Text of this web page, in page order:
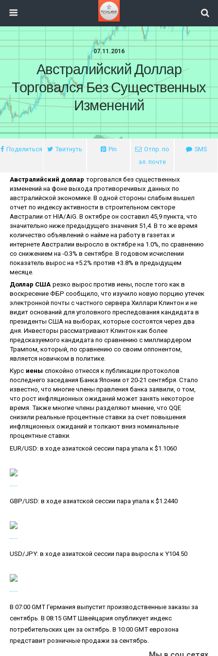
07.11.2016
Австралийский Доллар
Торговался Без Существенных
Изменений
Поделиться Твитнуть Pin
Отпр. по
эл. почте
SMS
Австралийский доллар торговался без существенных
изменений на фоне выхода противоречивых данных по
австралийской экономике. В одной стороны слабым вышел
отчет по индексу активности в строительном секторе
Австралии от HIA/AiG. В октябре он составил 45,9 пункта, что
значительно ниже предыдущего значения 51,4. В то же время
количество объявлений о найме на работу в газетах и
интернете Австралии выросло в октябре на 1.0%, по сравнению
со снижением на -0.3% в сентябре. В годовом исчислении
показатель вырос на +5.2% против +3.8% в предыдущем
месяце.
Доллар США резко вырос против иены, после того как в
воскресение ФБР сообщило, что изучило новую порцию утечек
электронной почты с частного сервера Хиллари Клинтон и не
видит оснований для уголовного преследования кандидата в
президенты США на выборах, которые состоятся через два
дня. Инвесторы рассматривают Клинтон как более
предсказуемого кандидата по сравнению с миллиардером
Трампом, который, по сравнению со своим оппонентом,
является новичком в политике.
Курс иены спокойно отнесся к публикации протоколов
последнего заседания Банка Японии от 20-21 сентября. Стало
известно, что многие члены правления банка заявили, о том,
что рост инфляционных ожиданий может занять некоторое
время. Также многие члены разделяют мнение, что QQE
снизили реальные процентные ставки за счет повышения
инфляционных ожиданий и толкают вниз номинальные
процентные ставки.
EUR/USD: в ходе азиатской сессии пара упала к $1.1060
GBP/USD: в ходе азиатской сессии пара упала к $1.2440
USD/JPY: в ходе азиатской сессии пара выросла к Y104.50
В 07:00 GMT Германия выпустит производственные заказы за
сентябрь. В 08:15 GMT Швейцария опубликует индекс
потребительских цен за октябрь. В 10:00 GMT еврозона
представит розничные продажи за сентябрь.